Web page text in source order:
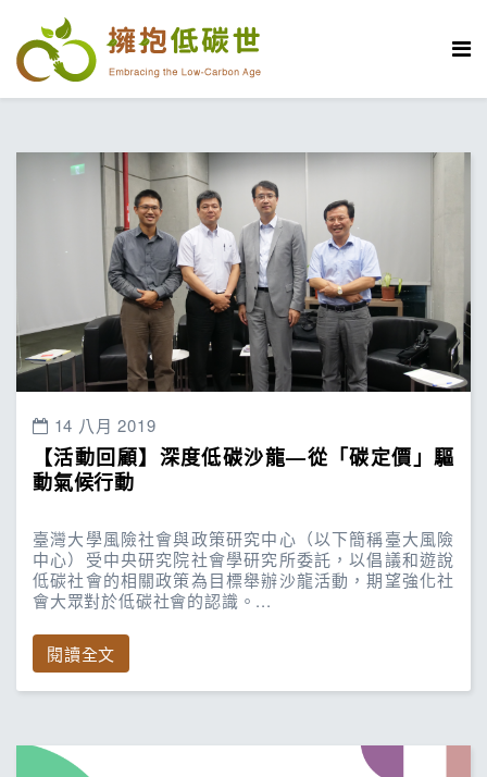
14 八月 2019
【活動回顧】深度低碳沙龍—從「碳定價」驅
動氣候行動
臺灣大學風險社會與政策研究中心（以下簡稱臺大風險
中心）受中央研究院社會學研究所委託，以倡議和遊說
低碳社會的相關政策為目標舉辦沙龍活動，期望強化社
會大眾對於低碳社會的認識。...
閱讀全文